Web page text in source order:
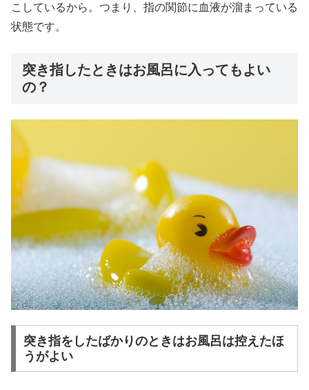
こしているから。つまり、指の関節に血液が溜まっている
状態です。
突き指したときはお風呂に入ってもよい
の？
突き指をしたばかりのときはお風呂は控えたほ
うがよい